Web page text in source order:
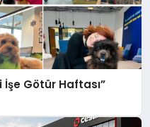
İşe Götür Haftası”